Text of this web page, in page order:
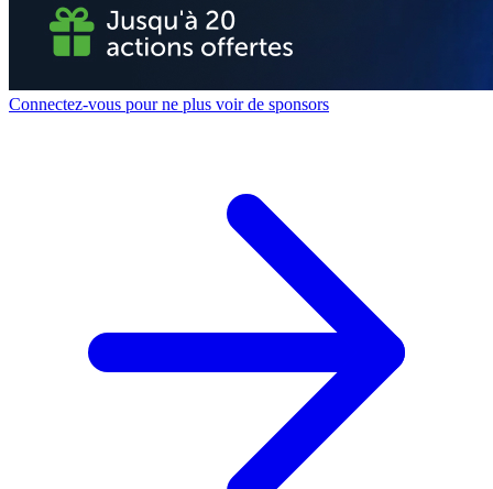
Connectez-vous pour ne plus voir de sponsors